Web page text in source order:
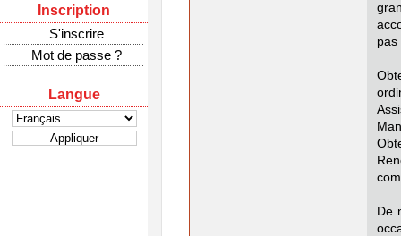
Inscription
S'inscrire
Mot de passe ?
Langue
pas
De